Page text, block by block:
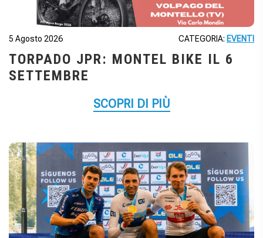
5 Agosto 2026 CATEGORIA: EVENTI
TORPADO JPR: MONTEL BIKE IL 6
SETTEMBRE
SCOPRI DI PIÙ